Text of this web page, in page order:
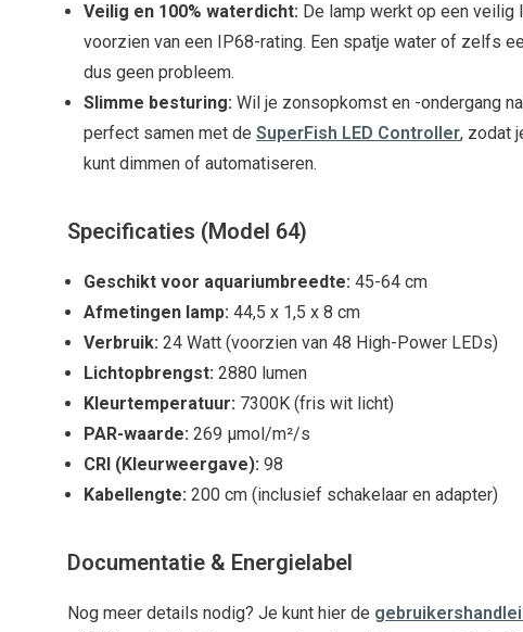
Veilig en 100% waterdicht: De lamp werkt op een veilig
voorzien van een IP68-rating. Een spatje water of zelfs
dus geen probleem.
Slimme besturing: Wil je zonsopkomst en -ondergang
perfect samen met de SuperFish LED Controller, zodat
kunt dimmen of automatiseren.
Specificaties (Model 64)
Geschikt voor aquariumbreedte: 45-64 cm
Afmetingen lamp: 44,5 x 1,5 x 8 cm
Verbruik: 24 Watt (voorzien van 48 High-Power LEDs)
Lichtopbrengst: 2880 lumen
Kleurtemperatuur: 7300K (fris wit licht)
PAR-waarde: 269 µmol/m²/s
CRI (Kleurweergave): 98
Kabellengte: 200 cm (inclusief schakelaar en adapter)
Documentatie & Energielabel
Nog meer details nodig? Je kunt hier de